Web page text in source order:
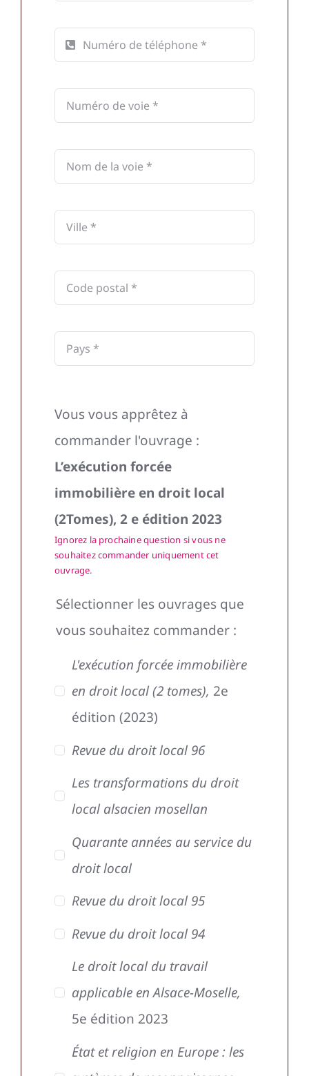
Vous vous apprêtez à
commander l'ouvrage :
L’exécution forcée
immobilière en droit local
(2Tomes), 2 e édition 2023
Ignorez la prochaine question si vous ne
souhaitez commander uniquement cet
ouvrage.
Sélectionner les ouvrages que
vous souhaitez commander :
L'exécution forcée immobilière
en droit local (2 tomes), 2e
édition (2023)
Revue du droit local 96
Les transformations du droit
local alsacien mosellan
Quarante années au service du
droit local
Revue du droit local 95
Revue du droit local 94
Le droit local du travail
applicable en Alsace-Moselle,
5e édition 2023
État et religion en Europe : les